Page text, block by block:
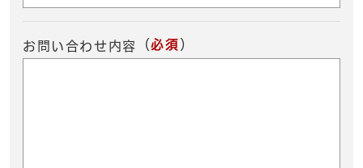
お問い合わせ内容 （必須 ）